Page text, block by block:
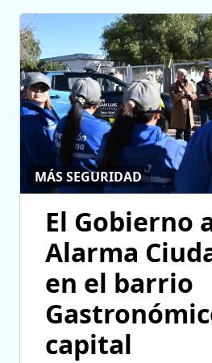
MÁS SEGURIDAD
El Gobierno
Alarma
en el barrio
capital